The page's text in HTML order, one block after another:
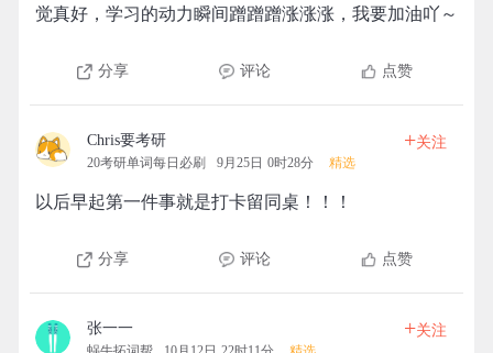
觉真好，学习的动力瞬间蹭蹭蹭涨涨涨，我要加油吖～
分享 评论 点赞
Chris要考研
20考研单词每日必刷 9月25日 0时28分 精选
+关注
以后早起第一件事就是打卡留同桌！！！
分享 评论 点赞
张一一 +关注